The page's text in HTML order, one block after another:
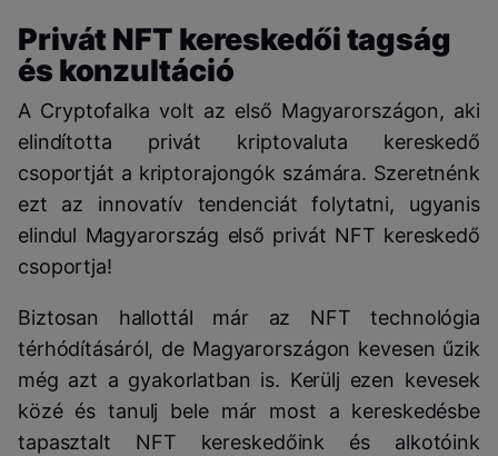
Privát NFT kereskedői tagság
és konzultáció
A Cryptofalka volt az első Magyarországon, aki
elindította privát kriptovaluta kereskedő
csoportját a kriptorajongók számára. Szeretnénk
ezt az innovatív tendenciát folytatni, ugyanis
elindul Magyarország első privát NFT kereskedő
csoportja!
Biztosan hallottál már az NFT technológia
térhódításáról, de Magyarországon kevesen űzik
még azt a gyakorlatban is. Kerülj ezen kevesek
közé és tanulj bele már most a kereskedésbe
tapasztalt NFT kereskedőink és alkotóink